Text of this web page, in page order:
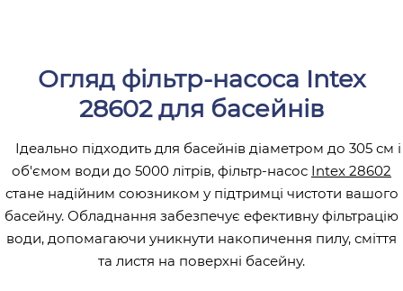
Огляд фільтр-насоса Intex
28602 для басейнів
Ідеально підходить для басейнів діаметром до 305 см і
об'ємом води до 5000 літрів, фільтр-насос Intex 28602
стане надійним союзником у підтримці чистоти вашого
басейну. Обладнання забезпечує ефективну фільтрацію
води, допомагаючи уникнути накопичення пилу, сміття
та листя на поверхні басейну.